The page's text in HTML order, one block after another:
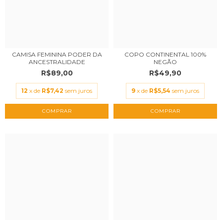
CAMISA FEMININA PODER DA
ANCESTRALIDADE
R$89,00
12 x de R$7,42 sem juros
COMPRAR
COPO CONTINENTAL 100%
NEGÃO
R$49,90
9 x de R$5,54 sem juros